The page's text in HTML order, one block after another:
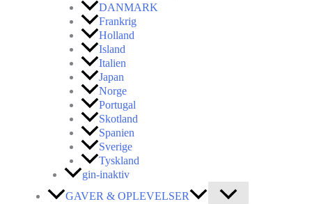
DANMARK
Frankrig
Holland
Island
Italien
Japan
Norge
Portugal
Skotland
Spanien
Sverige
Tyskland
gin-inaktiv
GAVER & OPLEVELSER